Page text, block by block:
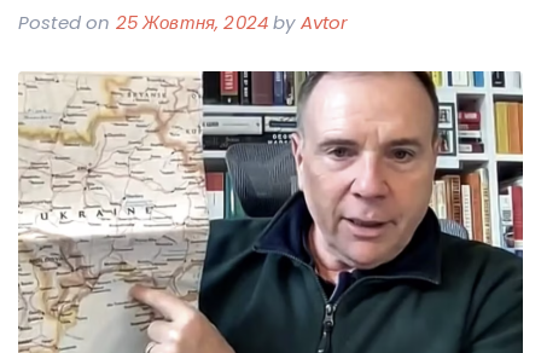
Posted on 25 Жовтня, 2024byAvtor